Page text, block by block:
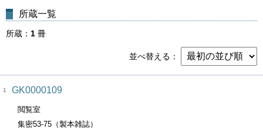
所蔵一覧
所蔵 1 冊
並べ替える
1 GK0000109
閲覧室
集密53-75（製本雑誌）